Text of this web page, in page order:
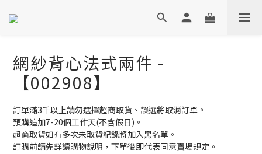
網紗背心法式兩件 -
【002908】
訂單滿3千以上請勿選擇超商取貨、誤選將取消訂單。
預購追加7-20個工作天(不含假日)。
超商取貨如有多次未取貨紀錄將加入黑名單。
訂購前請先詳讀購物說明，下單後即代表同意賣場規定。